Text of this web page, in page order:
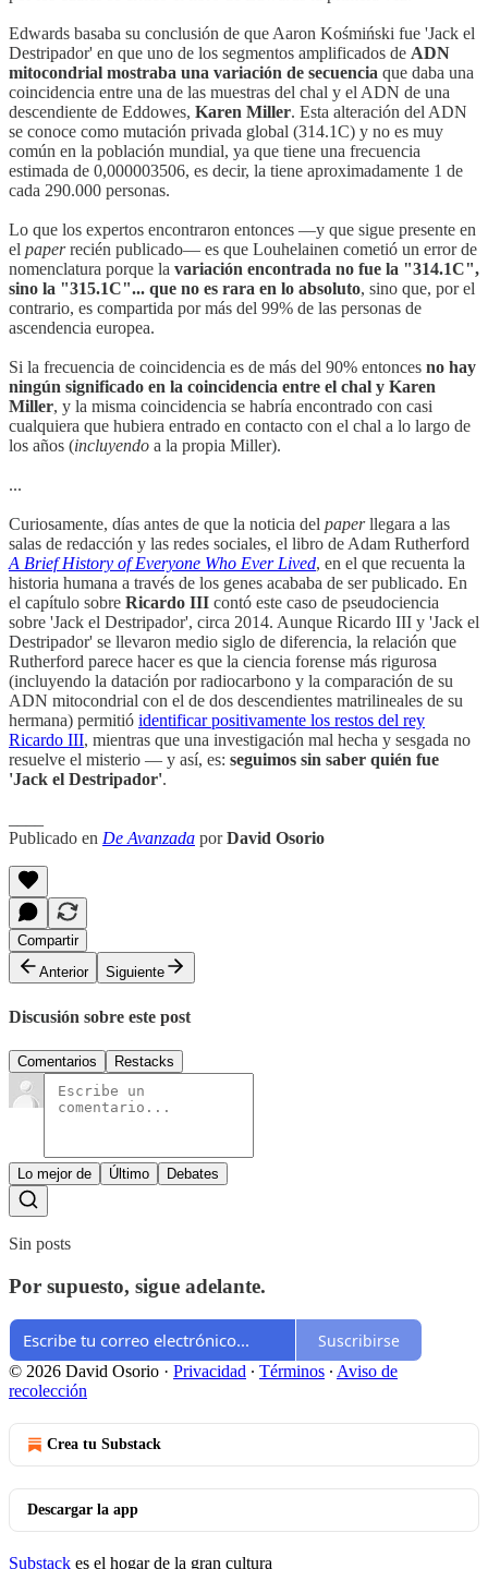
Edwards basaba su conclusión de que Aaron Kośmiński fue 'Jack el
Destripador' en que uno de los segmentos amplificados de ADN
mitocondrial mostraba una variación de secuencia que daba una
coincidencia entre una de las muestras del chal y el ADN de una
descendiente de Eddowes, Karen Miller. Esta alteración del ADN
se conoce como mutación privada global (314.1C) y no es muy
común en la población mundial, ya que tiene una frecuencia
estimada de 0,000003506, es decir, la tiene aproximadamente 1 de
cada 290.000 personas.
Lo que los expertos encontraron entonces —y que sigue presente en
el paperrecién publicado— es que Louhelainen cometió un error de
nomenclatura porque la variación encontrada no fue la "314.1C",
sino la "315.1C"... que no es rara en lo absoluto, sino que, por el
contrario, es compartida por más del 99% de las personas de
ascendencia europea.
Si la frecuencia de coincidencia es de más del 90% entonces no hay
ningún significado en la coincidencia entre el chal y Karen
Miller, y la misma coincidencia se habría encontrado con casi
cualquiera que hubiera entrado en contacto con el chal a lo largo de
los años (incluyendo a la propia Miller).
...
Curiosamente, días antes de que la noticia del paperllegara a las
salas de redacción y las redes sociales, el libro de Adam Rutherford
A Brief History of Everyone Who Ever Lived, en el que recuenta la
historia humana a través de los genes acababa de ser publicado. En
el capítulo sobre Ricardo III contó este caso de pseudociencia
sobre 'Jack el Destripador', circa 2014. Aunque Ricardo III y 'Jack el
Destripador' se llevaron medio siglo de diferencia, la relación que
Rutherford parece hacer es que la ciencia forense más rigurosa
(incluyendo la datación por radiocarbono y la comparación de su
ADN mitocondrial con el de dos descendientes matrilineales de su
hermana) permitió identificar positivamente los restos del rey
Ricardo III, mientras que una investigación mal hecha y sesgada no
resuelve el misterio — y así, es: seguimos sin saber quién fue
'Jack el Destripador'.
Publicado en De Avanzada porDavid Osorio
Compartir
Anterior
Siguiente
Discusión sobre este post
Comentarios Restacks
Lo mejor de Último Debates
Sin posts
Por supuesto, sigue adelante.
Suscribirse
© 2026 David Osorio · Privacidad ∙ Términos ∙ Aviso de
recolección
Crea tu Substack
Descargar la app
Substack es el hogar de la gran cultura